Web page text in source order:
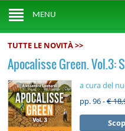
MENU
TUTTE LE NOVITÀ >>
Apocalisse Green. Vol.3:
a cura del
pp. 96 -€